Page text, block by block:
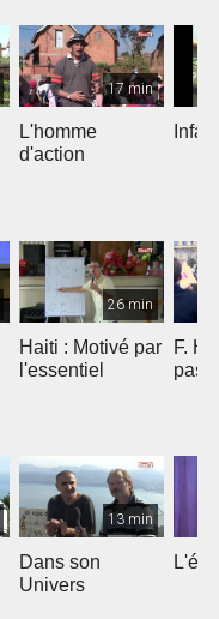
17 min
L'homme
d'action
26 min
Haiti : Motivé par
l'essentiel
F.
pas
13 min
Dans son
Univers